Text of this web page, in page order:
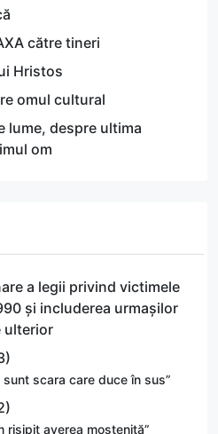
către tineri
Hristos
omul cultural
lume, despre ultima
om
a legii privind victimele
și includerea urmașilor
ulterior
sunt scara care duce în sus”
risipit averea moștenită”